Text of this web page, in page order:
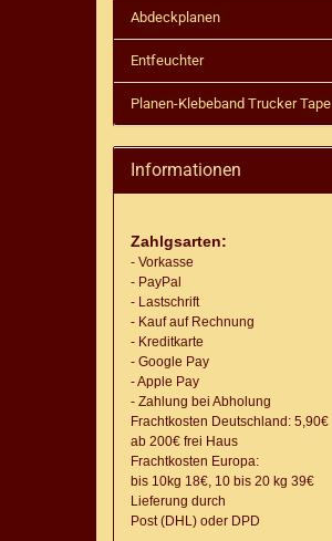
Abdeckplanen
Entfeuchter
Planen-Klebeband Trucker Tape
Informationen
Zahlgsarten:
- Vorkasse
- PayPal
- Lastschrift
- Kauf auf Rechnung
- Kreditkarte
- Google Pay
- Apple Pay
- Zahlung bei Abholung
Frachtkosten Deutschland: 5,90€
ab 200€ frei Haus
Frachtkosten Europa:
bis 10kg 18€, 10 bis 20 kg 39€
Lieferung durch
Post (DHL) oder DPD